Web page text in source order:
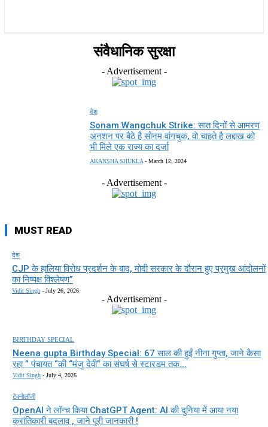
संवैधानिक सुरक्षा
- Advertisement -
देश
Sonam Wangchuk Strike: सात दिनों से आमरण
अनशन पर बैठे है सोनम वांगचुक, वो चाहते है लद्दाख़ को
भी मिले एक राज्य का दर्जा
AKANSHA SHUKLA - March 12, 2024
- Advertisement -
MUST READ
देश
CJP के हालिया विरोध प्रदर्शन के बाद, मोदी सरकार के दौरान हुए प्रमुख आंदोलनों
का निष्पक्ष विश्लेषण”
Vidit Singh - July 26, 2026
- Advertisement -
BIRTHDAY SPECIAL
Neena gupta Birthday Special: 67 साल की हुईं नीना गुप्ता, जाने कैसा
रहा ” पंचायत “की “मंजु देवी” का संघर्ष से स्टारडम तक...
Vidit Singh - July 4, 2026
टेक्नोलॉजी
OpenAI ने लॉन्च किया ChatGPT Agent: AI की दुनिया में आया नया
क्रांतिकारी बदलाव , जाने पूरी जानकारी !